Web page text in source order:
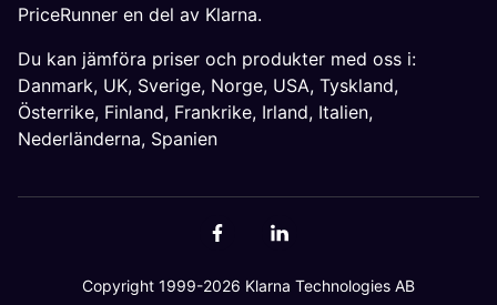
PriceRunner en del av Klarna.
Du kan jämföra priser och produkter med oss i:
Danmark, UK, Sverige, Norge, USA, Tyskland,
Österrike, Finland, Frankrike, Irland, Italien,
Nederländerna, Spanien
Copyright 1999-2026 Klarna Technologies AB